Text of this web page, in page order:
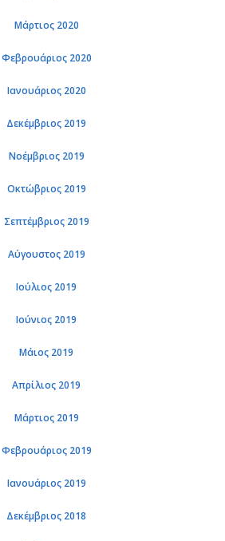
Μάρτιος 2020
Φεβρουάριος 2020
Ιανουάριος 2020
Δεκέμβριος 2019
Νοέμβριος 2019
Οκτώβριος 2019
Σεπτέμβριος 2019
Αύγουστος 2019
Ιούλιος 2019
Ιούνιος 2019
Μάιος 2019
Απρίλιος 2019
Μάρτιος 2019
Φεβρουάριος 2019
Ιανουάριος 2019
Δεκέμβριος 2018